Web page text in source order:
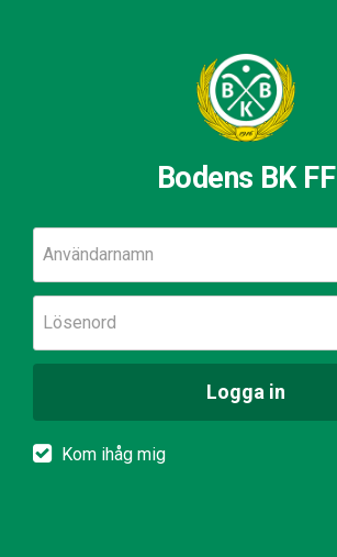
Bodens BK FF
Användarnamn
Lösenord
Logga in
Kom ihåg mig